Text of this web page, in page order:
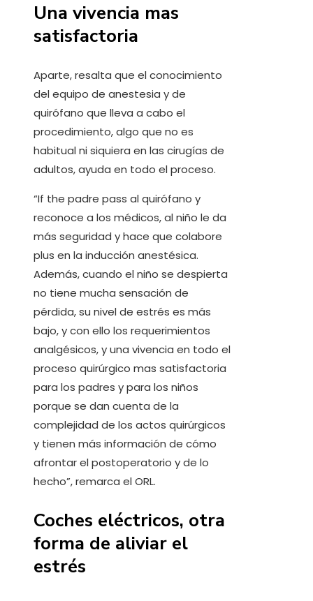
Una vivencia mas
satisfactoria
Aparte, resalta que el conocimiento
del equipo de anestesia y de
quirófano que lleva a cabo el
procedimiento, algo que no es
habitual ni siquiera en las cirugías de
adultos, ayuda en todo el proceso.
“If the padre pass al quirófano y
reconoce a los médicos, al niño le da
más seguridad y hace que colabore
plus en la inducción anestésica.
Además, cuando el niño se despierta
no tiene mucha sensación de
pérdida, su nivel de estrés es más
bajo, y con ello los requerimientos
analgésicos, y una vivencia en todo el
proceso quirúrgico mas satisfactoria
para los padres y para los niños
porque se dan cuenta de la
complejidad de los actos quirúrgicos
y tienen más información de cómo
afrontar el postoperatorio y de lo
hecho”, remarca el ORL.
Coches eléctricos, otra
forma de aliviar el
estrés